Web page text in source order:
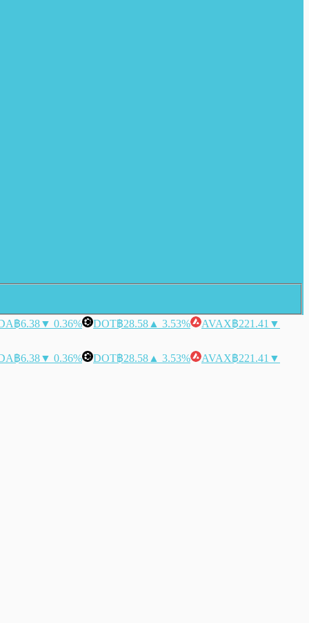
฿6.38▼ 0.36% DOT฿28.58 ▲ 3.53% AVAX฿221.41 ▼
฿6.38▼ 0.36% DOT฿28.58 ▲ 3.53% AVAX฿221.41 ▼